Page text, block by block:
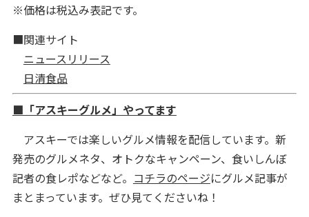
※価格は税込み表記です。
■関連サイト
ニュースリリース
日清食品
■「アスキーグルメ」やってます
アスキーでは楽しいグルメ情報を配信しています。新
発売のグルメネタ、オトクなキャンペーン、食いしんぼ
記者の食レポなどなど。 コチラのページにグルメ記事が
まとまっています。ぜひ見てくださいね！